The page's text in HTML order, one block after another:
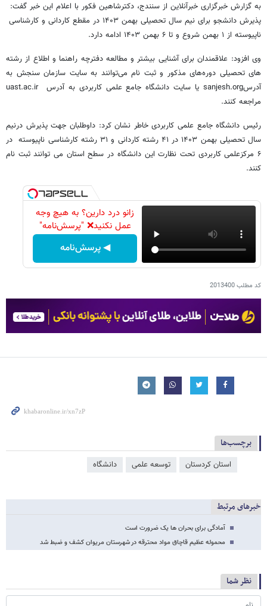
به گزارش خبرگزاری خبرآنلاین از سنندج، دکترشاهین فکور با اعلام این خبر گفت:
پذیرش دانشجو برای نیم سال تحصیلی بهمن ۱۴۰۳ در مقطع کاردانی و کارشناسی
ناپیوسته از ۱ بهمن شروع و تا ۶ بهمن ۱۴۰۳ ادامه دارد.
وی افزود: علاقمندان برای آشنایی بیشتر و مطالعه دفترچه راهنما و اطلاع از رشته
های تحصیلی دوره‌های مذکور و ثبت نام می‌توانند به سایت سازمان سنجش به
آدرسsanjesh.org یا سایت دانشگاه جامع علمی کاربردی به آدرس uast.ac.ir
مراجعه کنند.
رئیس دانشگاه جامع علمی کاربردی خاطر نشان کرد: داوطلبان جهت پذیرش درنیم
سال تحصیلی بهمن ۱۴۰۳ در ۴۱ رشته کاردانی و ۳۱ رشته کارشناسی ناپیوسته در
۶ مرکزعلمی کاربردی تحت نظارت این دانشگاه در سطح استان می توانند ثبت نام
کنند.
زانو درد دارین؟ به هیچ وجه
عمل نکنید❌ "پرسش‌نامه"
◀ پرسش‌نامه
کد مطلب2013400
برچسب‌ها
استان کردستان توسعه علمی دانشگاه
خبرهای مرتبط
آمادگی برای بحران ها یک ضرورت است
محموله عظیم قاچاق مواد محترقه در شهرستان مریوان کشف و ضبط شد
نظر شما